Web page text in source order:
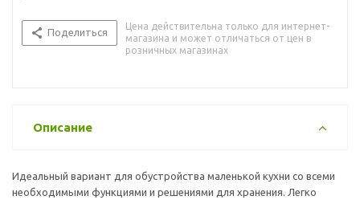
Поделиться
Цена действительна только для интернет-
магазина и может отличаться от цен в
розничных магазинах
Описание
Идеальный вариант для обустройства маленькой кухни со всеми
необходимыми функциями и решениями для хранения. Легко